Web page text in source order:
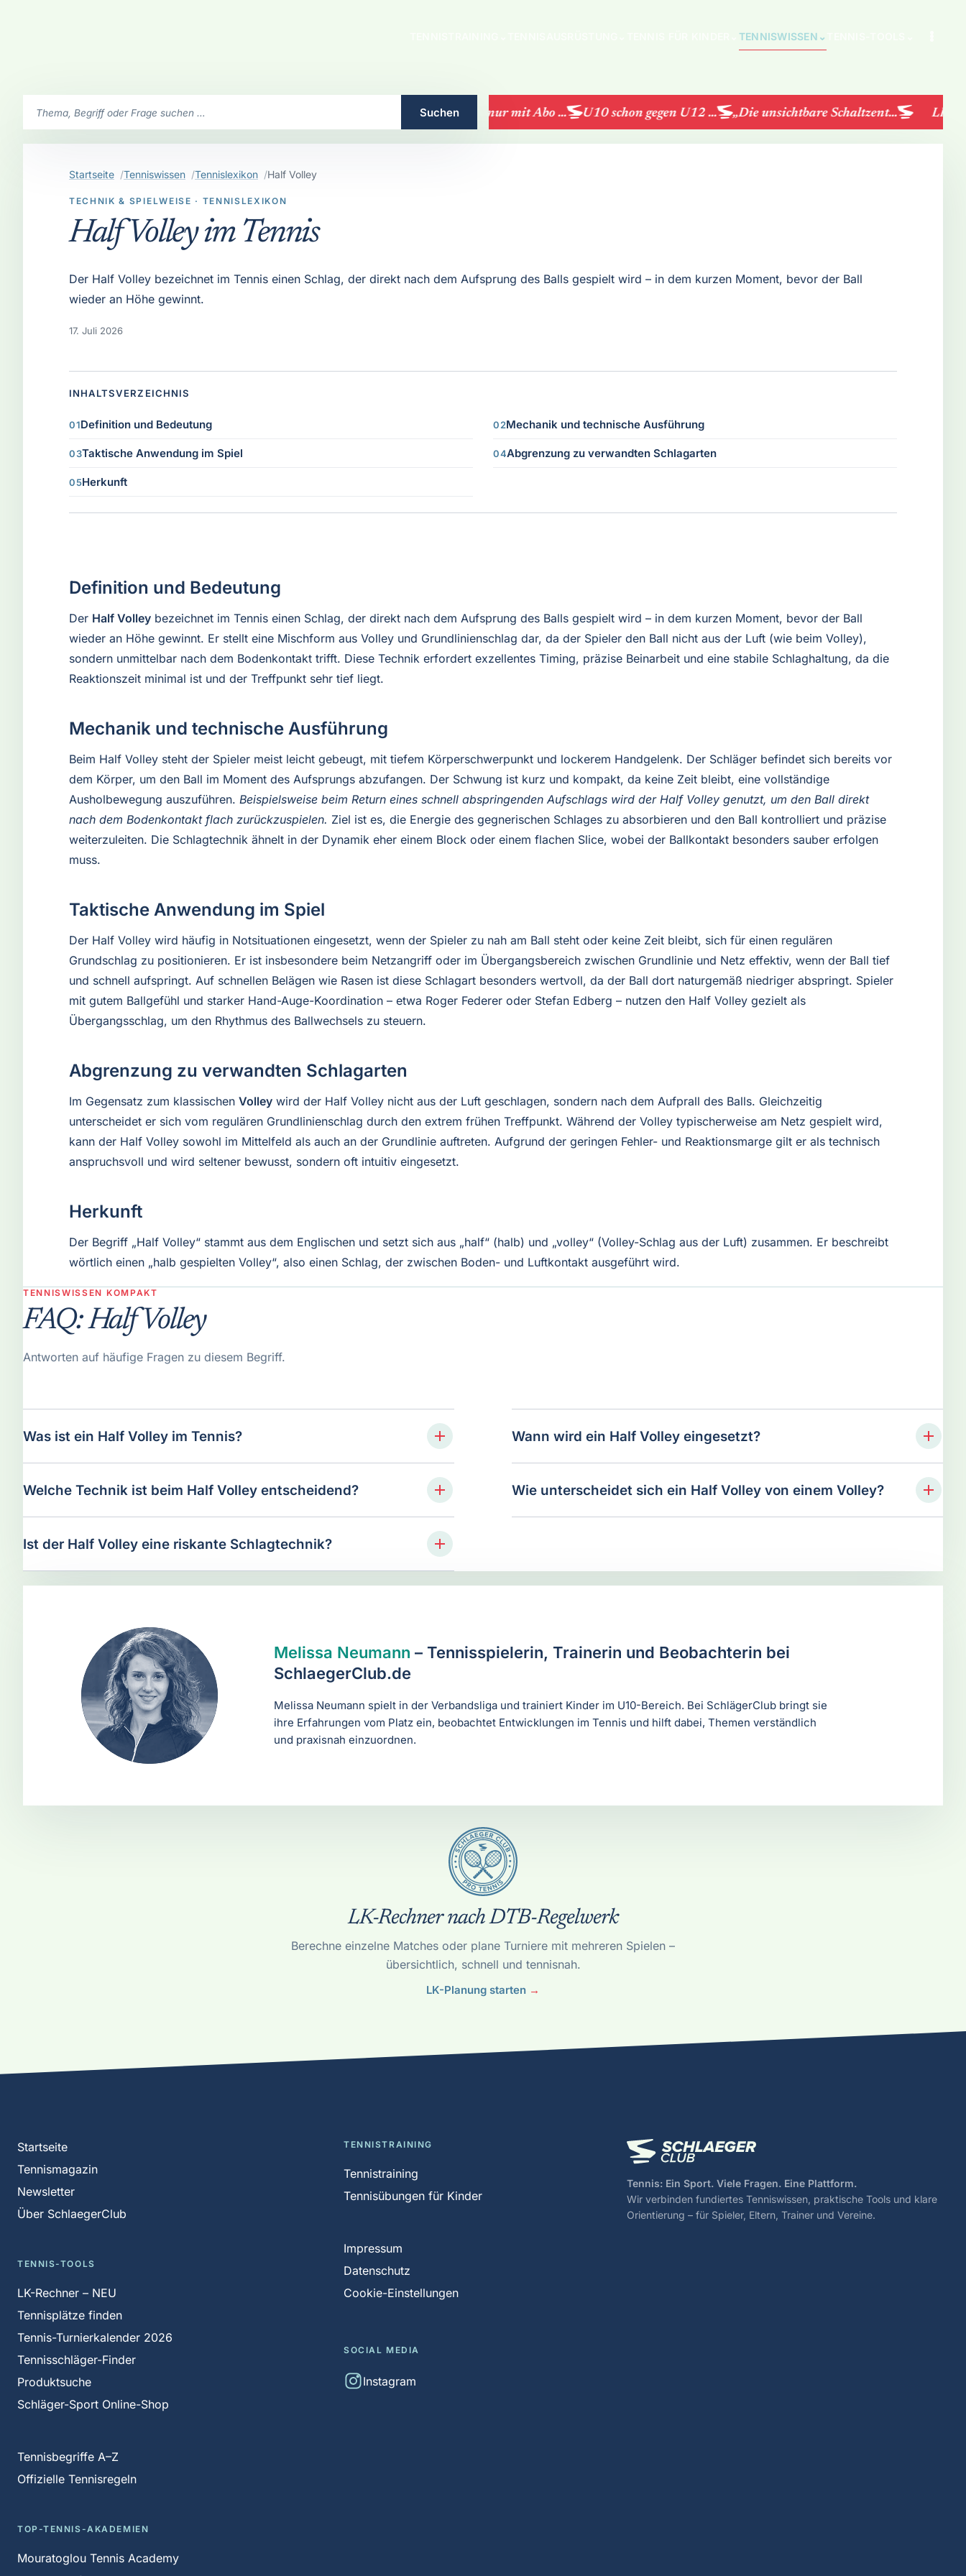
TENNISWISSEN ⌄
Suchen
LK-Turniere nur mit Abo ... U10 schon gegen U12 ... „Die unsichtbare Schaltzent... LK-
Startseite Tenniswissen Tennislexikon Half Volley
TECHNIK & SPIELWEISE · TENNISLEXIKON
Half Volley im Tennis
Der Half Volley bezeichnet im Tennis einen Schlag, der direkt nach dem Aufsprung des Balls gespielt wird – in dem kurzen Moment, bevor der Ball
wieder an Höhe gewinnt.
17. Juli 2026
INHALTSVERZEICHNIS
Definition und Bedeutung Mechanik und technische Ausführung
Taktische Anwendung im Spiel Abgrenzung zu verwandten Schlagarten
Herkunft
Definition und Bedeutung
Der Half Volley bezeichnet im Tennis einen Schlag, der direkt nach dem Aufsprung des Balls gespielt wird – in dem kurzen Moment, bevor der Ball
wieder an Höhe gewinnt. Er stellt eine Mischform aus Volley und Grundlinienschlag dar, da der Spieler den Ball nicht aus der Luft (wie beim Volley),
sondern unmittelbar nach dem Bodenkontakt trifft. Diese Technik erfordert exzellentes Timing, präzise Beinarbeit und eine stabile Schlaghaltung, da die
Reaktionszeit minimal ist und der Treffpunkt sehr tief liegt.
Mechanik und technische Ausführung
Beim Half Volley steht der Spieler meist leicht gebeugt, mit tiefem Körperschwerpunkt und lockerem Handgelenk. Der Schläger befindet sich bereits vor
dem Körper, um den Ball im Moment des Aufsprungs abzufangen. Der Schwung ist kurz und kompakt, da keine Zeit bleibt, eine vollständige
Ausholbewegung auszuführen. Beispielsweise beim Return eines schnell abspringenden Aufschlags wird der Half Volley genutzt, um den Ball direkt
nach dem Bodenkontakt flach zurückzuspielen. Ziel ist es, die Energie des gegnerischen Schlages zu absorbieren und den Ball kontrolliert und präzise
weiterzuleiten. Die Schlagtechnik ähnelt in der Dynamik eher einem Block oder einem flachen Slice, wobei der Ballkontakt besonders sauber erfolgen
muss.
Taktische Anwendung im Spiel
Der Half Volley wird häufig in Notsituationen eingesetzt, wenn der Spieler zu nah am Ball steht oder keine Zeit bleibt, sich für einen regulären
Grundschlag zu positionieren. Er ist insbesondere beim Netzangriff oder im Übergangsbereich zwischen Grundlinie und Netz effektiv, wenn der Ball tief
und schnell aufspringt. Auf schnellen Belägen wie Rasen ist diese Schlagart besonders wertvoll, da der Ball dort naturgemäß niedriger abspringt. Spieler
mit gutem Ballgefühl und starker Hand-Auge-Koordination – etwa Roger Federer oder Stefan Edberg – nutzen den Half Volley gezielt als
Übergangsschlag, um den Rhythmus des Ballwechsels zu steuern.
Abgrenzung zu verwandten Schlagarten
Im Gegensatz zum klassischen Volley wird der Half Volley nicht aus der Luft geschlagen, sondern nach dem Aufprall des Balls. Gleichzeitig
unterscheidet er sich vom regulären Grundlinienschlag durch den extrem frühen Treffpunkt. Während der Volley typischerweise am Netz gespielt wird,
kann der Half Volley sowohl im Mittelfeld als auch an der Grundlinie auftreten. Aufgrund der geringen Fehler- und Reaktionsmarge gilt er als technisch
anspruchsvoll und wird seltener bewusst, sondern oft intuitiv eingesetzt.
Herkunft
Der Begriff „Half Volley“ stammt aus dem Englischen und setzt sich aus „half“ (halb) und „volley“ (Volley-Schlag aus der Luft) zusammen. Er beschreibt
wörtlich einen „halb gespielten Volley“, also einen Schlag, der zwischen Boden- und Luftkontakt ausgeführt wird.
TENNISWISSEN KOMPAKT
FAQ: Half Volley
Antworten auf häufige Fragen zu diesem Begriff.
Was ist ein Half Volley im Tennis?
Welche Technik ist beim Half Volley entscheidend?
Ist der Half Volley eine riskante Schlagtechnik?
Wann wird ein Half Volley eingesetzt?
Wie unterscheidet sich ein Half Volley von einem Volley?
Melissa Neumann – Tennisspielerin, Trainerin und Beobachterin bei
SchlaegerClub.de
Melissa Neumann spielt in der Verbandsliga und trainiert Kinder im U10-Bereich. Bei SchlägerClub bringt sie
ihre Erfahrungen vom Platz ein, beobachtet Entwicklungen im Tennis und hilft dabei, Themen verständlich
und praxisnah einzuordnen.
LK-Rechner nach DTB-Regelwerk
Berechne einzelne Matches oder plane Turniere mit mehreren Spielen –
übersichtlich, schnell und tennisnah.
LK-Planung starten →
Startseite
Tennismagazin
Newsletter
Über SchlaegerClub
TENNIS-TOOLS
LK-Rechner – NEU
Tennisplätze finden
Tennis-Turnierkalender 2026
Tennisschläger-Finder
Produktsuche
Schläger-Sport Online-Shop
Tennisbegriffe A–Z
Offizielle Tennisregeln
TOP-TENNIS-AKADEMIEN
Mouratoglou Tennis Academy
TENNISTRAINING
Tennistraining
Tennisübungen für Kinder
Impressum
Datenschutz
Cookie-Einstellungen
SOCIAL MEDIA
Instagram
Tennis: Ein Sport. Viele Fragen. Eine Plattform.
Wir verbinden fundiertes Tenniswissen, praktische Tools und klare
Orientierung – für Spieler, Eltern, Trainer und Vereine.